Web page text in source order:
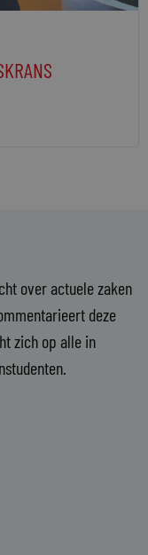
over actuele zaken
deze
zich op alle in